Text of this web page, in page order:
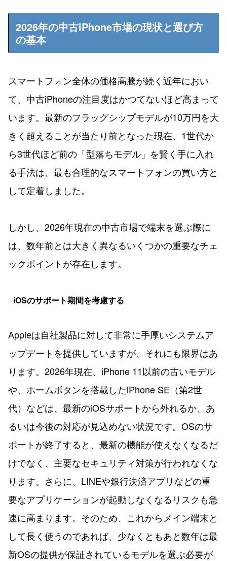
2026年の中古iPhone市場の現状と選び方
の基本
スマートフォン全体の価格高騰が続く近年におい
て、中古iPhoneの注目度はかつてないほど高まって
います。最新のフラッグシップモデルが10万円を大
きく超えることが当たり前となった現在、1世代か
ら3世代ほど前の「型落ちモデル」を賢く手に入れ
る手法は、最も合理的なスマートフォンの買い方と
して定着しました。
しかし、2026年現在の中古市場で端末を選ぶ際に
は、数年前とは大きく異なるいくつかの重要なチェ
ックポイントが存在します。
iOSのサポート期間を考慮する
Appleは自社製品に対して非常に手厚いシステムア
ップデートを提供していますが、それにも限界はあ
ります。2026年現在、iPhone 11以前の古いモデル
や、ホームボタンを搭載したiPhone SE（第2世
代）などは、最新のiOSサポートから外れるか、あ
るいは今後の対応が見込めない状況です。OSのサ
ポートが終了すると、最新の機能が使えなくなるだ
けでなく、主要なセキュリティ対策が行われなくな
ります。さらに、LINEや銀行決済アプリなどの重
要なアプリケーションが起動しなくなるリスクも急
速に高まります。そのため、これからメイン端末と
して長く使うのであれば、少なくともあと数年は最
新OSの提供が保証されているモデルを選ぶ必要が